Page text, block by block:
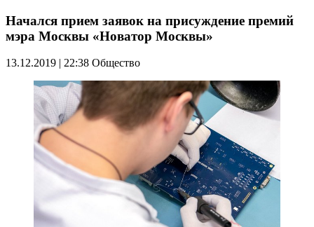
Начался прием заявок на присуждение премий
мэра Москвы «Новатор Москвы»
13.12.2019 | 22:38 Общество